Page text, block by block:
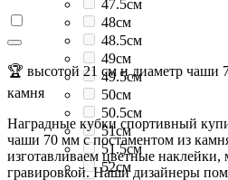
47.5см
48см
48.5см
49см
49.5см
50см
50.5см
51см
51.5см
52см
🏆 высотой 21 см и диаметр чаши
камня
Наградные кубки спортивный
чаши 70 мм с постаментом из
изготавливаем цветные наклейки,
гравировкой. Наши дизайнеры